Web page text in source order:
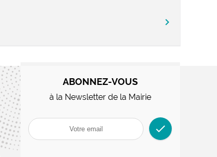
chevron_right
ABONNEZ-VOUS
à la Newsletter de la Mairie
check